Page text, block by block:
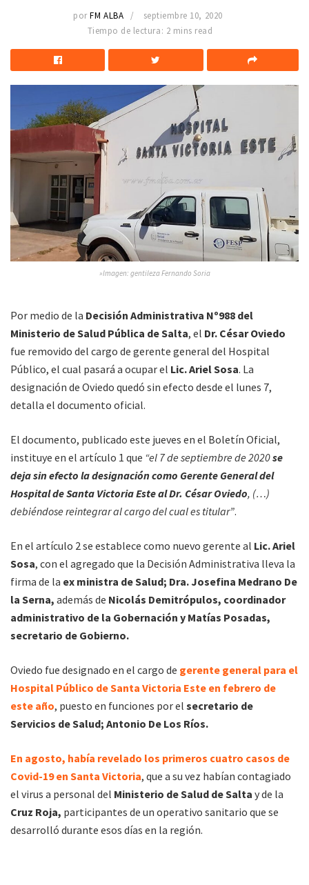
por FM ALBA
septiembre 10, 2020
Tiempo de lectura: 2 mins read
»Imagen: gentileza Fernando Soria
Por medio de la Decisión Administrativa Nº988 del
Ministerio de Salud Pública de Salta, el Dr. César Oviedo
fue removido del cargo de gerente general del Hospital
Público, el cual pasará a ocupar el Lic. Ariel Sosa. La
designación de Oviedo quedó sin efecto desde el lunes 7,
detalla el documento oficial.
El documento, publicado este jueves en el Boletín Oficial,
instituye en el artículo 1 que “el 7 de septiembre de 2020se
deja sin efecto la designación como Gerente General del
Hospital de Santa Victoria Este al Dr. César Oviedo, (…)
debiéndose reintegrar al cargo del cual es titular”.
En el artículo 2 se establece como nuevo gerente al Lic. Ariel
Sosa, con el agregado que la Decisión Administrativa lleva la
firma de la ex ministra de Salud; Dra. Josefina Medrano De
la Serna, además de Nicolás Demitrópulos, coordinador
administrativo de la Gobernación y Matías Posadas,
secretario de Gobierno.
Oviedo fue designado en el cargo de gerente general para el
Hospital Público de Santa Victoria Este en febrero de
este año, puesto en funciones por el secretario de
Servicios de Salud; Antonio De Los Ríos.
En agosto, había revelado los primeros cuatro casos de
Covid-19 en Santa Victoria, que a su vez habían contagiado
el virus a personal del Ministerio de Salud de Salta y de la
Cruz Roja, participantes de un operativo sanitario que se
desarrolló durante esos días en la región.